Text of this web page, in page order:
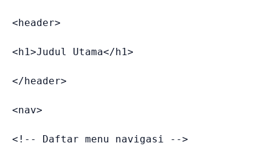
<header>
<h1>Judul Utama</h1>
</header>
<nav>
<!-- Daftar menu navigasi -->